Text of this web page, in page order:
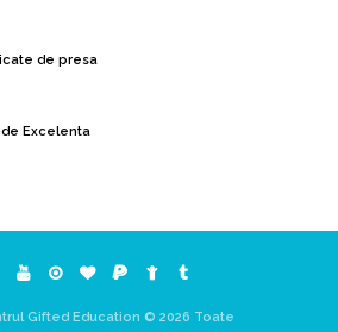
de presa
Excelenta
Gifted Education © 2026 Toate